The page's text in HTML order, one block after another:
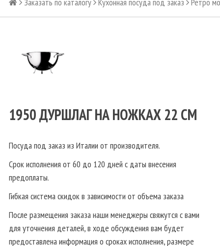
1950 ДУРШЛАГ НА НОЖКАХ 22 СМ
Посуда под заказ из Италии от производителя.
Срок исполнения от 60 до 120 дней с даты внесения
предоплаты.
Гибкая система скидок в зависимости от объема заказа
После размещения заказа наши менеджеры свяжутся с вами
для уточнения деталей, в ходе обсуждения вам будет
предоставлена информация о сроках исполнения, размере